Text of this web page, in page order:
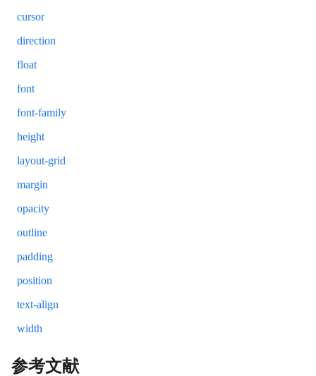
cursor
direction
float
font
font-family
height
layout-grid
margin
opacity
outline
padding
position
text-align
width
参考文献